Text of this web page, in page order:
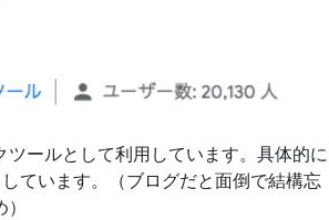
ールとして利用しています。具体的に
ています。（ブログだと面倒で結構忘